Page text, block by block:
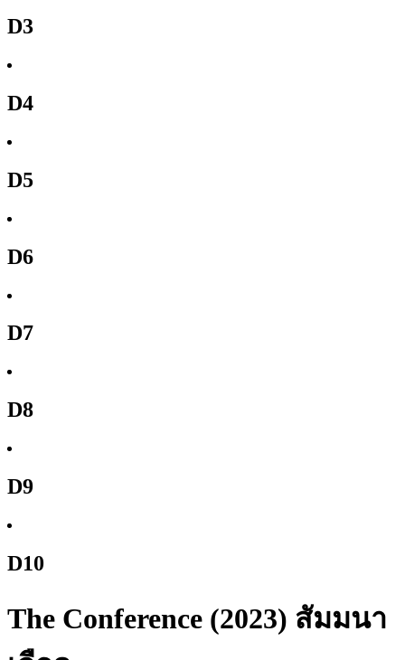
D3
D4
D5
D6
D7
D8
D9
D10
The Conference (2023) สัมมนา